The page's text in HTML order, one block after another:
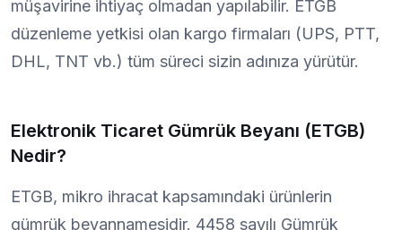
müşavirine ihtiyaç olmadan yapılabilir. ETGB
düzenleme yetkisi olan kargo firmaları (UPS, PTT,
DHL, TNT vb.) tüm süreci sizin adınıza yürütür.
Elektronik Ticaret Gümrük Beyanı (ETGB)
Nedir?
ETGB, mikro ihracat kapsamındaki ürünlerin
gümrük beyannamesidir. 4458 sayılı Gümrük